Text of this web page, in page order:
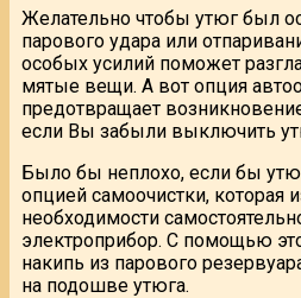
Желательно чтобы утюг был
парового удара или
особых усилий поможет
мятые вещи. А вот опция
предотвращает
если Вы забыли выключить
Было бы неплохо, если бы
опцией самоочистки, которая
необходимости
электроприбор. С помощью
накипь из парового
на подошве утюга.